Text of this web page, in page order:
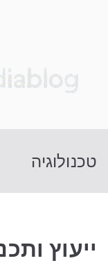
טכנולוגיה
ייעוץ